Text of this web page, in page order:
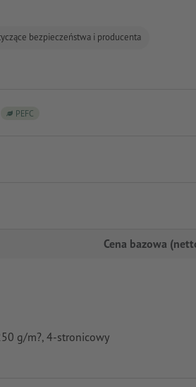
bezpieczeństwa i producenta
PEFC
Cena bazowa
g/m?, 4-stronicowy